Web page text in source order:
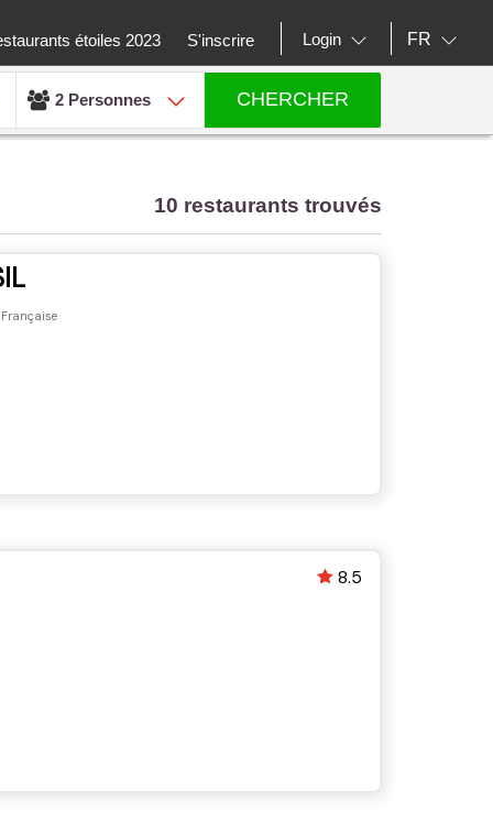
étoiles 2023 S'inscrire Login FR
2 Personnes CHERCHER
10 restaurants trouvés
Française
8.5